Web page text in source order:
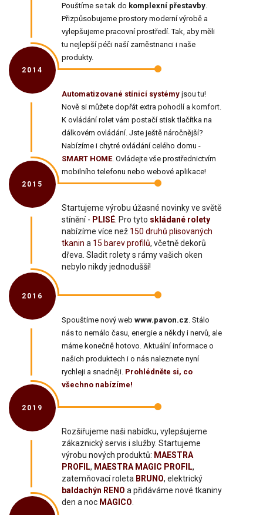
Pouštíme se tak do komplexní přestavby.
Přizpůsobujeme prostory moderní výrobě a
vylepšujeme pracovní prostředí. Tak, aby měli
tu nejlepší péči naší zaměstnanci i naše
produkty.
2014
Automatizované stínicí systémy jsou tu!
Nově si můžete dopřát extra pohodlí a komfort.
K ovládání rolet vám postačí stisk tlačítka na
dálkovém ovládání. Jste ještě náročnější?
Nabízíme i chytré ovládání celého domu -
SMART HOME. Ovládejte vše prostřednictvím
mobilního telefonu nebo webové aplikace!
2015
Startujeme výrobu úžasné novinky ve světě
stínění - PLISÉ . Pro tyto skládané rolety
nabízíme více než 150 druhů plisovaných
tkanin a 15 barev profilů, včetně dekorů
dřeva. Sladit rolety s rámy vašich oken
nebylo nikdy jednodušší!
2016
Spouštíme nový web www.pavon.cz. Stálo
nás to nemálo času, energie a někdy i nervů, ale
máme konečně hotovo. Aktuální informace o
našich produktech i o nás naleznete nyní
rychleji a snadněji. Prohlédněte si, co
všechno nabízíme!
2019
Rozšiřujeme naši nabídku, vylepšujeme
zákaznický servis i služby. Startujeme
výrobu nových produktů: MAESTRA
PROFIL, MAESTRA MAGIC PROFIL,
zatemňovací roleta BRUNO, elektrický
baldachýn RENO a přidáváme nové tkaniny
den a noc MAGICO